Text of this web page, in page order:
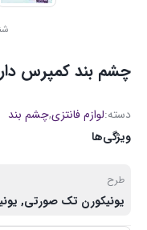
چشم بند کمپرس
دسته:لوازم فانتزی,چشم بند
ویژگی‌ها
طرح